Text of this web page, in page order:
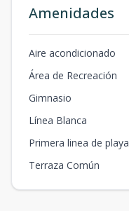
F 201
2 21 79m2 -m2
Modelo 13
2 90m2
D 201
2 2179 m2-m2
Amenidades
Aire acondicionado
Área de Recreación
Gimnasio
Línea Blanca
Primera linea de playa
Terraza Común